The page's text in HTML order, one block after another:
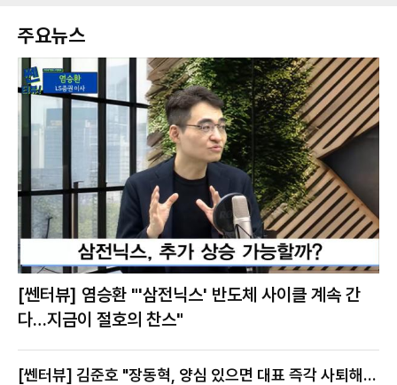
주요뉴스
[쎈터뷰] 염승환 "'삼전닉스' 반도체 사이클 계속 간
다…지금이 절호의 찬스"
[쎈터뷰] 김준호 "장동혁, 양심 있으면 대표 즉각 사퇴해